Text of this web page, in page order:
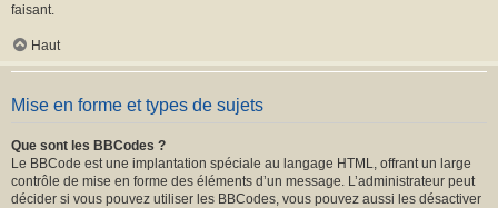
faisant.
Haut
Mise en forme et types de sujets
Que sont les BBCodes ?
Le BBCode est une implantation spéciale au langage HTML, offrant un large
contrôle de mise en forme des éléments d’un message. L’administrateur peut
décider si vous pouvez utiliser les BBCodes, vous pouvez aussi les désactiver